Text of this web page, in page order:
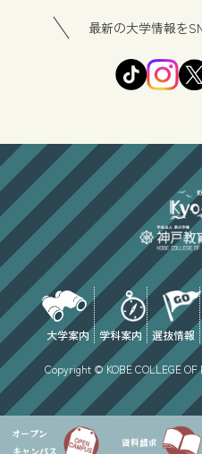
最新の大学情報を
大学案内 学科案内 選抜情報
Copyright © KOBE COLLEGE
オープン
キャンパス
資料請求